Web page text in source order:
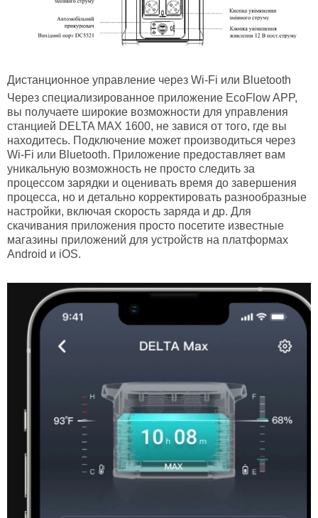
Дистанционное управление через Wi-Fi или Bluetooth
Через специализированное приложение EcoFlow APP,
вы получаете широкие возможности для управления
станцией DELTA MAX 1600, не завися от того, где вы
находитесь. Подключение может производиться через
Wi-Fi или Bluetooth. Приложение предоставляет вам
уникальную возможность не просто следить за
процессом зарядки и оценивать время до завершения
процесса, но и детально корректировать разнообразные
настройки, включая скорость заряда и др. Для
скачивания приложения просто посетите известные
магазины приложений для устройств на платформах
Android и iOS.